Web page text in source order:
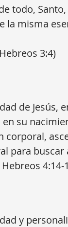
todo,
misma
3:4)
de Jesús,
su
corporal,
para buscar
4:14-
y